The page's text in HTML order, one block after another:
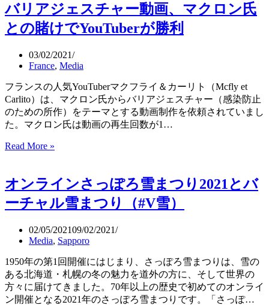
ワ
ク
チ
接
種
会
場
結
果
と
ク
チ
ン
接
種
記
ホ
ア
プ
で
管
理
バリアジェスチャー動画、マクロン氏
との賭けでYouTuberが勝利
03/02/2021
France, Media
フランスの人気YouTuberマクフライ＆カーリト（Mcfly et
Carlito）は、マクロン氏からバリアジェスチャー（感染防止
のための所作）をテーマとする動画制作を依頼されていまし
た。マクロン氏は動画の再生回数が1…
Read More »
ジ
ェ
ス
ャ
ー
動
画、
マ
ク
オンラインさっぽろ雪まつり2021とバ
ーチャル雪まつり（#V雪​）
02/05/202109/02/2021
Media, Sapporo
1950年の第1回開催にはじまり、さっぽろ雪まつりは、雪の
ある北海道・札幌の冬の魅力を道外の方に、そして世界の
方々に届けてきました。70年以上の歴史で初めてのオンライ
ン開催となる2021年のさっぽろ雪まつりです。「さっぽ…